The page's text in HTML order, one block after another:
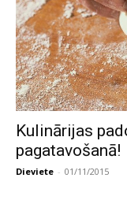
Kulinārijas
pagatavošanā!
Dieviete - 01/11/2015